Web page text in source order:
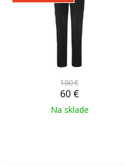
100 €
60 €
Na sklade